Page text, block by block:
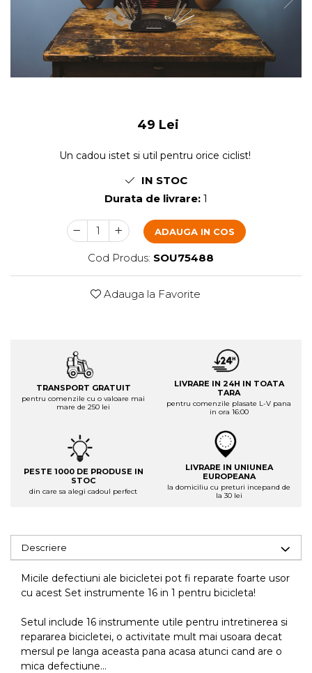
49 Lei
Un cadou istet si util pentru orice ciclist!
IN STOC
Durata de livrare: 1
ADAUGA IN COS
Cod Produs: SOU75488
Adauga la Favorite
TRANSPORT GRATUIT
pentru comenzile cu o valoare mai
mare de 250 lei
LIVRARE IN 24H IN TOATA
TARA
pentru comenzile plasate L-V pana
in ora 16:00
PESTE 1000 DE PRODUSE IN
STOC
din care sa alegi cadoul perfect
LIVRARE IN UNIUNEA
EUROPEANA
la domiciliu cu preturi incepand de
la 30 lei
Descriere
Micile defectiuni ale bicicletei pot fi reparate foarte usor
cu acest Set instrumente 16 in 1 pentru bicicleta!
Setul include 16 instrumente utile pentru intretinerea si
repararea bicicletei, o activitate mult mai usoara decat
mersul pe langa aceasta pana acasa atunci cand are o
mica defectiune…